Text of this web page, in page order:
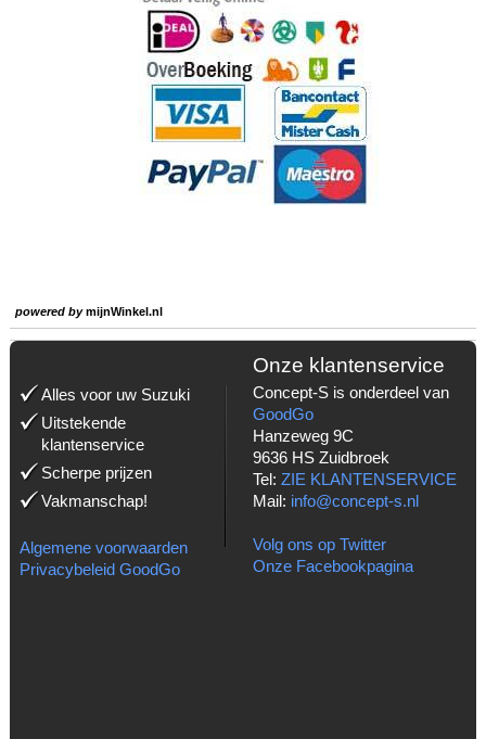
powered bymijnWinkel.nl
Alles voor uw Suzuki
Uitstekende
klantenservice
Scherpe prijzen
Vakmanschap!
Algemene voorwaarden
Privacybeleid GoodGo
Onze klantenservice
Concept-S is onderdeel van
GoodGo
Hanzeweg 9C
9636 HS Zuidbroek
Tel: ZIE KLANTENSERVICE
Mail: info@concept-s.nl
Volg ons op Twitter
Onze Facebookpagina